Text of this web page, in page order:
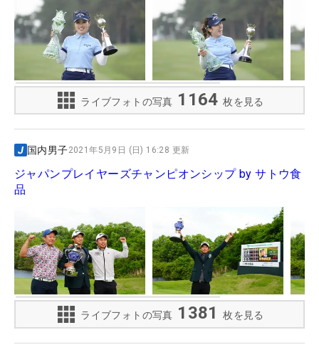
ライブフォトの写真 1164 枚を見る
国内男子2021年5月9日 (日) 16:28 更新
ジャパンプレイヤーズチャンピオンシップ by サトウ食
品
ライブフォトの写真 1381 枚を見る